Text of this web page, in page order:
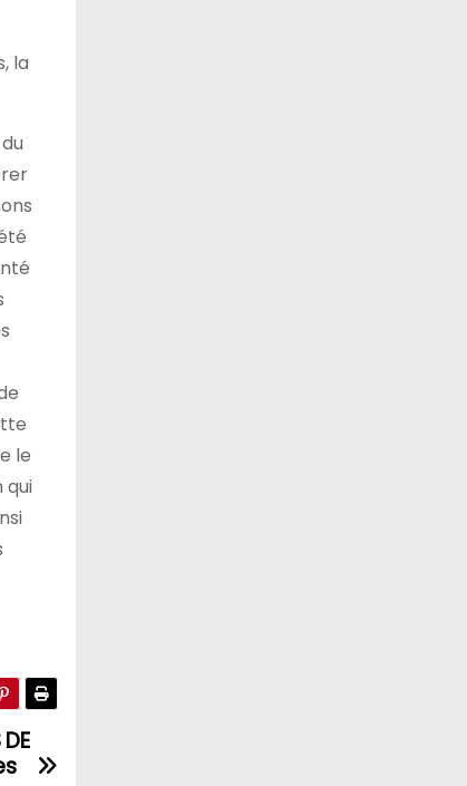
la
le
qui